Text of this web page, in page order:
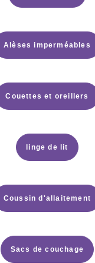
Alèses imperméables
Couettes et oreillers
linge de lit
Coussin d'allaitement
Sacs de couchage